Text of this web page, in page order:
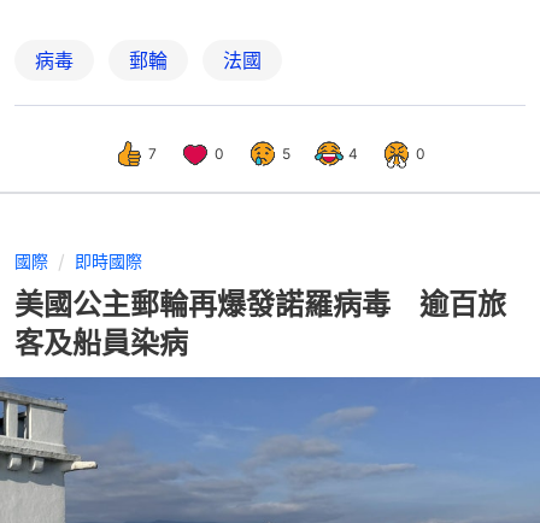
病毒 郵輪 法國
7 0 5 4 0
國際 即時國際
美國公主郵輪再爆發諾羅病毒 逾百旅
客及船員染病